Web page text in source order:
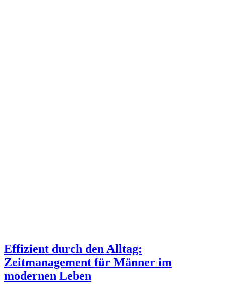
Effizient durch den Alltag:
Zeitmanagement für Männer im
modernen Leben